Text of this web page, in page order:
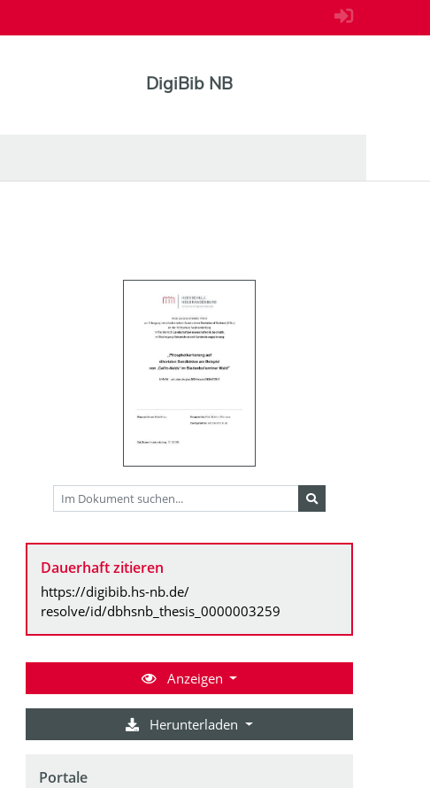
DigiBib NB
Dauerhaft zitieren
https://digibib.hs-nb.de/
resolve/id/dbhsnb_thesis_0000003259
Anzeigen
Herunterladen
Portale